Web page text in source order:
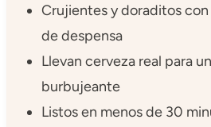
Crujientes y doraditos
de despensa
Llevan cerveza real para
burbujeante
Listos en menos de 30